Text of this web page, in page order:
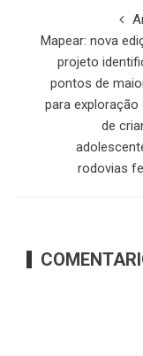
Mapear: nova
projeto
pontos de
para exploração
de
rodovias